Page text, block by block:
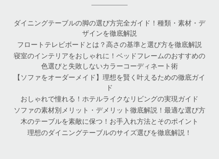
ダイニングテーブルの脚の選び方完全ガイド！種類・素材・デ
ザインを徹底解説
フロートテレビボードとは？高さの基準と選び方を徹底解説
寝室のインテリアをおしゃれに！ベッドフレームのおすすめの
色選びと失敗しないカラーコーディネート術
【ソファをオーダーメイド】理想を賢く叶えるための徹底ガイ
ド
おしゃれで憧れる！ホテルライクなリビングの実現ガイド
ソファの素材別メリット・デメリット徹底解説！最適な選び方
木のテーブルを素敵に保つ！お手入れ方法とそのポイント
理想のダイニングテーブルのサイズ選びを徹底解説！